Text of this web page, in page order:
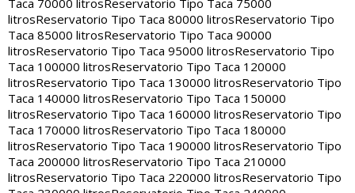
Taca 70000 litros Reservatorio Tipo Taca 75000
litrosReservatorio Tipo Taca 80000 litrosReservatorio Tipo
Taca 85000 litrosReservatorio Tipo Taca 90000
litrosReservatorio Tipo Taca 95000 litrosReservatorio Tipo
Taca 100000 litrosReservatorio Tipo Taca 120000
litrosReservatorio Tipo Taca 130000 litrosReservatorio Tipo
Taca 140000 litrosReservatorio Tipo Taca 150000
litrosReservatorio Tipo Taca 160000 litrosReservatorio Tipo
Taca 170000 litrosReservatorio Tipo Taca 180000
litrosReservatorio Tipo Taca 190000 litrosReservatorio Tipo
Taca 200000 litrosReservatorio Tipo Taca 210000
litrosReservatorio Tipo Taca 220000 litrosReservatorio Tipo